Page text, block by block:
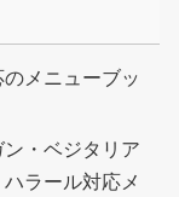
メニューブッ
・ベジタリア
ラール対応メ